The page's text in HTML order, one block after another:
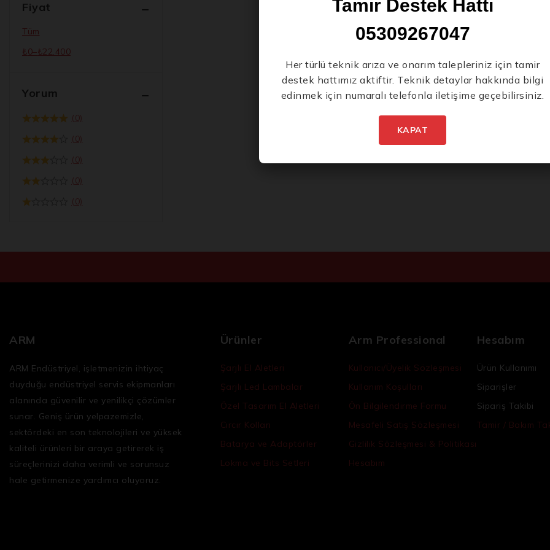
Fiyat
Tüm
₺0–₺22.400
Yorum
(0)
(0)
(0)
(0)
(0)
ARM
ARM Endüstriyel, işletmenizin ihtiyaç
duyduğu endüstriyel servis ekipmanları
alanında güvenilir ve yenilikçi çözümler
sunar. Geniş ürün yelpazemizle,
sektördeki en son teknolojileri ve yüksek
kaliteli ürünleri bir araya getirerek iş
süreçlerinizi daha verimli ve sorunsuz
hale getirmenize yardımcı oluyoruz.
Ürünler
Şarjlı El Aletleri
Şarjlı Led Lambalar
Özel Tasarım El Aletleri
Cırcır Kolları
Batarya ve Adaptörler
Lokma ve Bits Setleri
Arm Professional
Kullanıcı/Üyelik Sözleşmesi
Kullanım Koşulları
Ön Bilgilendirme Formu
Mesafeli Satış Sözleşmesi
Gizlilik Sözleşmesi & Politikası
Hesabım
Hesabım
Ürün Kullanımı
Siparişler
Sipariş Takibi
Tamir / Bakım
Yeni Ürünlerden İlk
Siz Haberdar Olun.
Tamir Destek Hattı
05309267047
Her türlü teknik arıza ve onarım talepleriniz için tamir
destek hattımız aktiftir. Teknik detaylar hakkında bilgi
edinmek için numaralı telefonla iletişime geçebilirsiniz.
KAPAT